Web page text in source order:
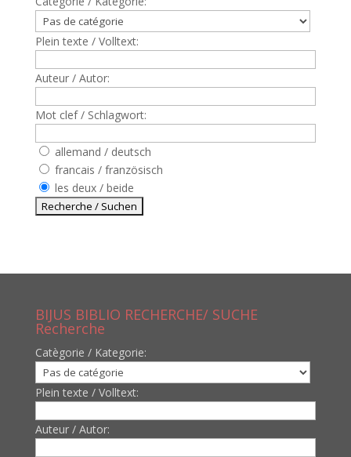
Plein texte / Volltext:
Auteur / Autor:
Mot clef / Schlagwort:
allemand / deutsch
francais / französisch
les deux / beide
BIJUS BIBLIO RECHERCHE/ SUCHE
Recherche
Catègorie / Kategorie:
Plein texte / Volltext:
Auteur / Autor: